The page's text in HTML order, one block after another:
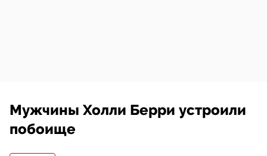
Мужчины Холли Берри устроили
побоище